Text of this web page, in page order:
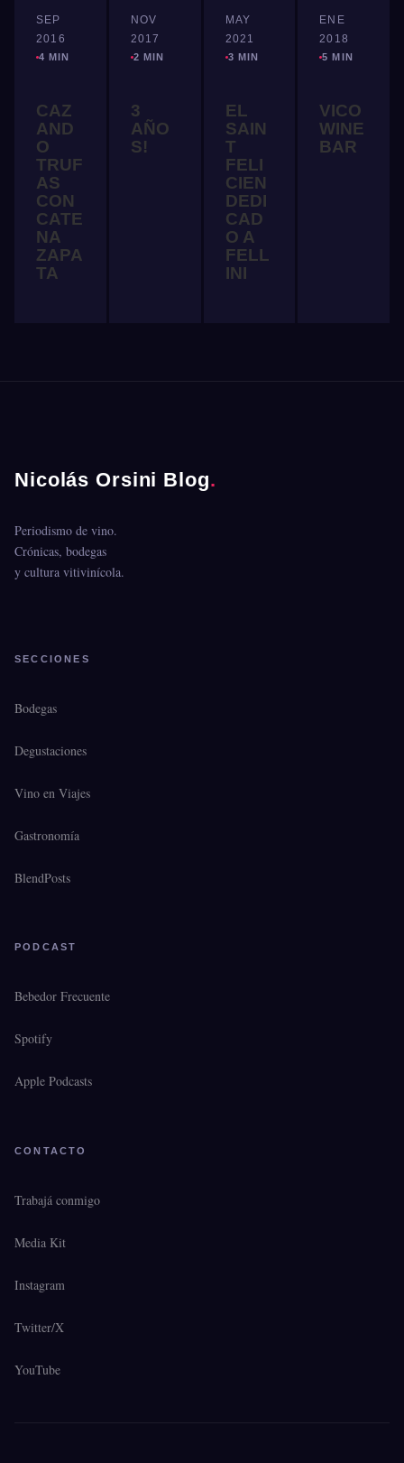
SEP
2016
4 MIN
CAZ
AND
O
TRUF
AS
CON
CATE
NA
ZAPA
TA
NOV
2017
2 MIN
3
AÑO
S!
MAY
2021
3 MIN
EL
SAIN
T
FELI
CIEN
DEDI
CAD
O A
FELL
INI
ENE
2018
5 MIN
VICO
WINE
BAR
Nicolás Orsini Blog.
Periodismo de vino.
Crónicas, bodegas
y cultura vitivinícola.
SECCIONES
Bodegas
Degustaciones
Vino en Viajes
Gastronomía
BlendPosts
PODCAST
Bebedor Frecuente
Spotify
Apple Podcasts
CONTACTO
Trabajá conmigo
Media Kit
Instagram
Twitter/X
YouTube